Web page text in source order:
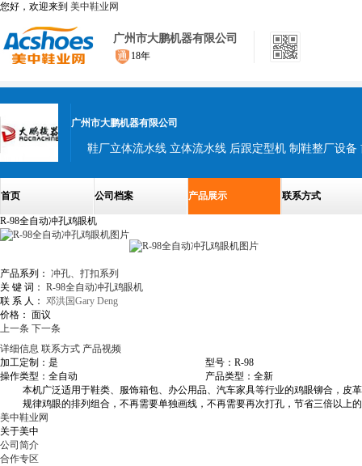
您好，欢迎来到 美中鞋业网
广州市大鹏机器有限公司
18年
广州市大鹏机器有限公司
首页 公司档案 产品展示 联系方式
R-98全自动冲孔鸡眼机
产品系列： 冲孔、打扣系列
关 键 词： R-98全自动冲孔鸡眼机
联 系 人： 邓洪国Gary Deng
价格： 面议
上一条 下一条
详细信息 联系方式 产品视频
加工定制：是
型号：R-98
操作类型：全自动
产品类型：全新
本机广泛适用于鞋类、服饰箱包、办公用品、汽车家具等行业的鸡眼铆合，皮
规律鸡眼的排列组合，不再需要单独画线，不再需要再次打孔，节省三倍以上
美中鞋业网
关于美中
公司简介
合作专区